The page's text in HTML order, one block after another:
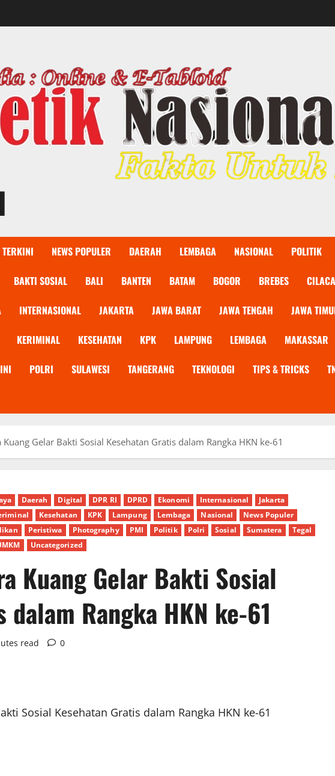
NEWS POPULER DAERAH LEMBAGA NASIONAL POLITIK
BAKTI SOSIAL BALI BANTEN BATAM BOGOR BREBES
INTERNASIONAL JAKARTA JAWA BARAT JAWA TENGAH JAWA
KERIMINAL KESEHATAN KPK LAMPUNG LEMBAGA MAKASSAR
POLRI SULAWESI TANGERANG TEKNOLOGI TIPS & TRICKS
Gelar Bakti Sosial Kesehatan Gratis dalam Rangka HKN ke-61
Daerah Digital DPR RI DPRD Ekonomi Internasional
Jakarta
Kesehatan KPK Lampung Lembaga Nasional
News Populer
Peristiwa Photography PMI Politik Polri Sosial Sumatera
Tegal
Uncategorized
Kuang Gelar Bakti Sosial
dalam Rangka HKN ke-61
read 0
Sosial Kesehatan Gratis dalam Rangka HKN ke-61